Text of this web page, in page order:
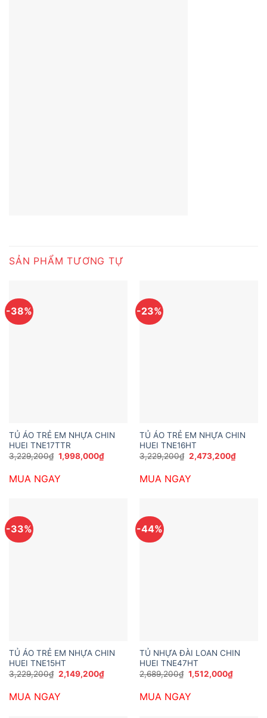
SẢN PHẨM TƯƠNG TỰ
-38%
TỦ ÁO TRẺ EM NHỰA CHIN
HUEI TNE17TTR
3,229,200₫ Giá
gốc
3,229,200₫.
1,998,000₫Giá
hiện
MUA NGAY
-23%
TỦ ÁO TRẺ EM NHỰA CHIN
HUEI TNE16HT
3,229,200₫ Giá
gốc
3,229,200₫.
2,473,200₫Giá
hiện
MUA NGAY
-33%
TỦ ÁO TRẺ EM NHỰA CHIN
HUEI TNE15HT
3,229,200₫ Giá
gốc
3,229,200₫.
2,149,200₫Giá
hiện
MUA NGAY
-44%
TỦ NHỰA ĐÀI LOAN CHIN
HUEI TNE47HT
2,689,200₫ Giá
gốc
2,689,200₫.
1,512,000₫Giá
hiện
MUA NGAY